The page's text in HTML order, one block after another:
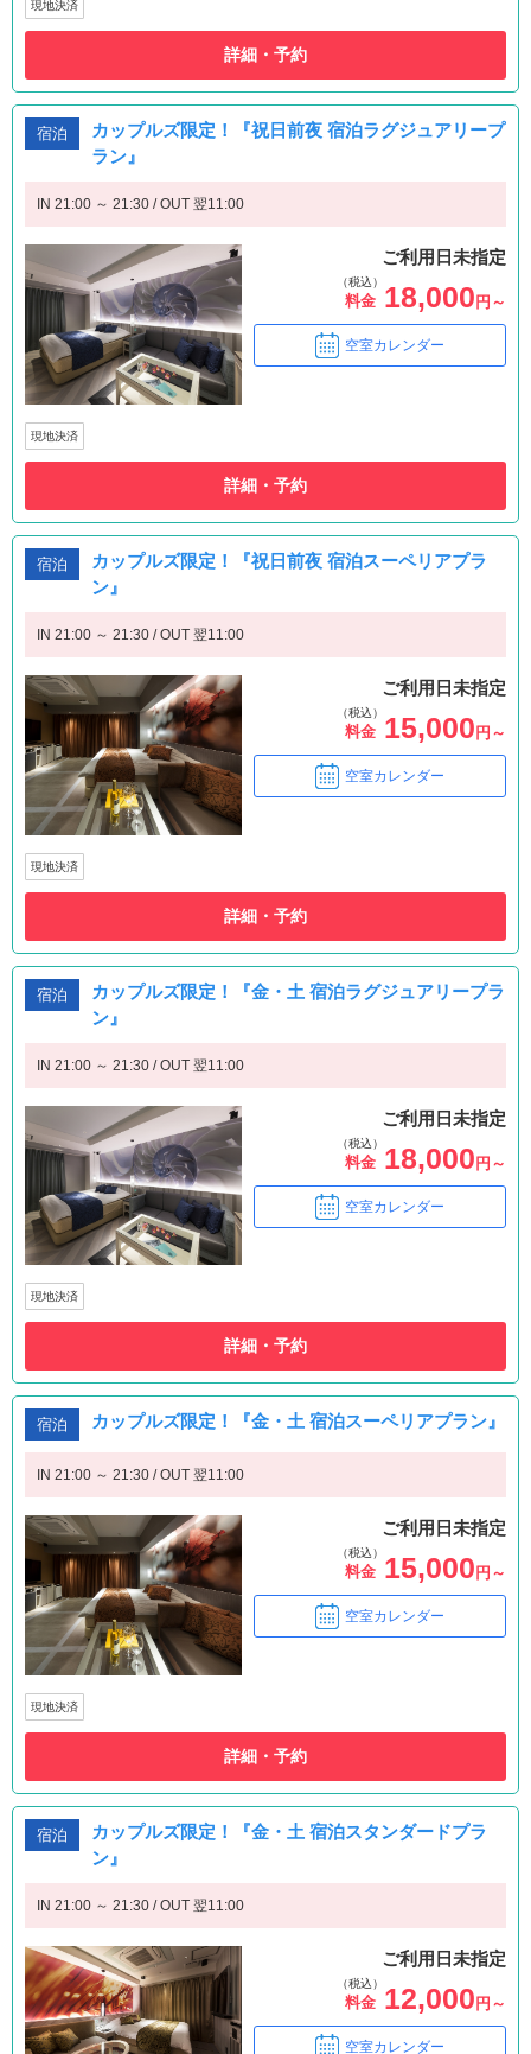
現地決済
詳細・予約
宿泊
カップルズ限定！『祝日前夜 宿泊ラグジュアリープ
ラン』
IN 21:00 ～ 21:30 / OUT 翌11:00
ご利用日未指定
（税込）
料金 18,000 円～
空室カレンダー
現地決済
詳細・予約
宿泊
カップルズ限定！『祝日前夜 宿泊スーペリアプラ
ン』
IN 21:00 ～ 21:30 / OUT 翌11:00
ご利用日未指定
（税込）
料金 15,000 円～
空室カレンダー
現地決済
詳細・予約
宿泊
カップルズ限定！『金・土 宿泊ラグジュアリープラ
ン』
IN 21:00 ～ 21:30 / OUT 翌11:00
ご利用日未指定
（税込）
料金 18,000円～
空室カレンダー
現地決済
詳細・予約
宿泊 カップルズ限定！『金・土 宿泊スーペリアプラン』
IN 21:00 ～ 21:30 / OUT 翌11:00
ご利用日未指定
（税込）
料金 15,000 円～
空室カレンダー
現地決済
詳細・予約
宿泊
カップルズ限定！『金・土 宿泊スタンダードプラ
ン』
IN 21:00 ～ 21:30 / OUT 翌11:00
ご利用日未指定
（税込）
料金 12,000 円～
空室カレンダー